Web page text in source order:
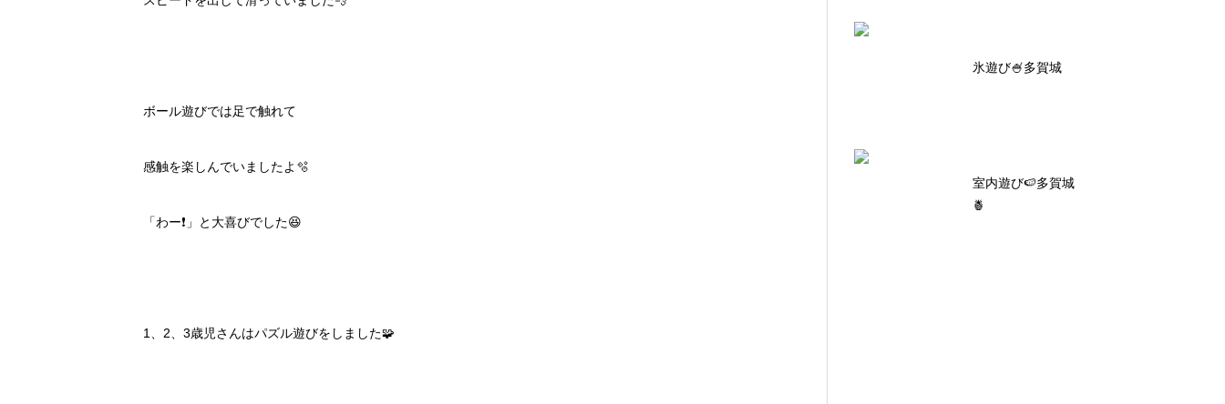
ボール遊びでは足で触れて
感触を楽しんでいましたよ🫧
「わー❗️」と大喜びでした😆
1、2、3歳児さんはパズル遊びをしました🧩
氷遊び🍧多賀城
室内遊び🍉多賀城
🍍